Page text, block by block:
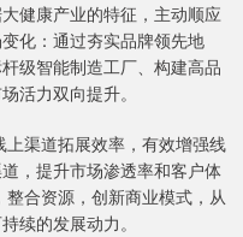
健康产业的特征，主动顺应
化：通过夯实品牌领先地
级智能制造工厂、构建高品
活力双向提升。
渠道拓展效率，有效增强线
，提升市场渗透率和客户体
合资源，创新商业模式，从
续的发展动力。